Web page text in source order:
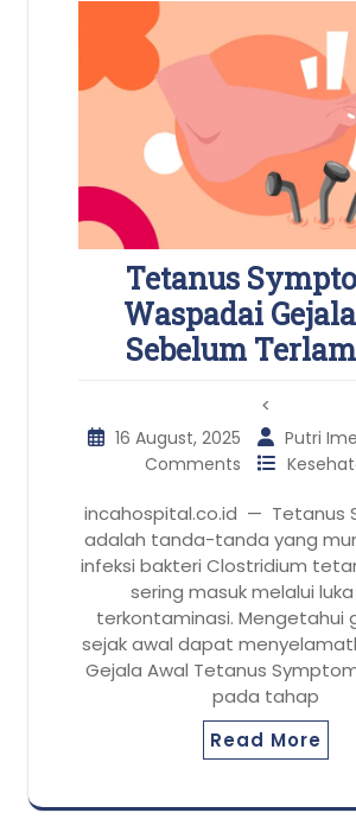
Tetanus
Waspadai
Sebelum
<
16 August, 2025 Putri
Comments
incahospital.co.id — Tetanus
adalah tanda-tanda yang
infeksi bakteri Clostridium
sering masuk melalui
terkontaminasi. Mengetahui
sejak awal dapat
Gejala Awal Tetanus
pada tahap
Read More